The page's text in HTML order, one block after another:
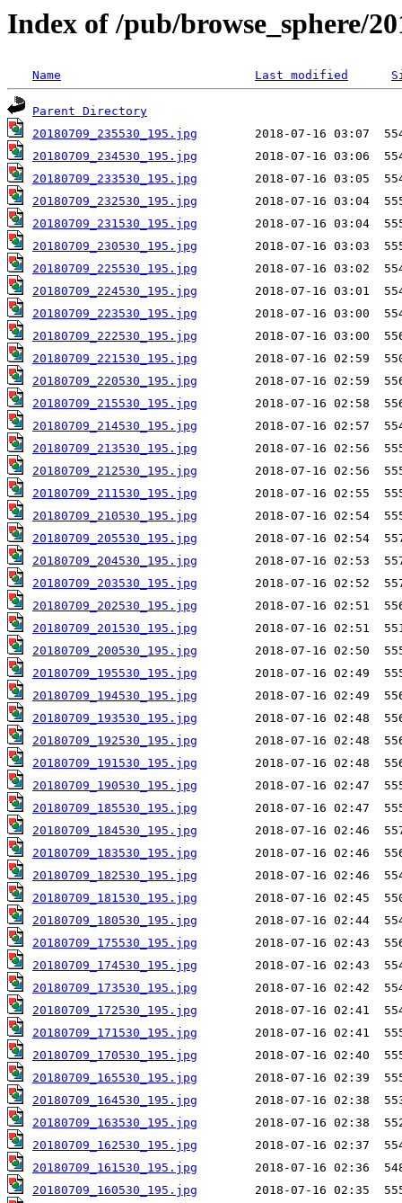
Index of /pub/browse_sphere/
Name Last modified
Parent Directory
20180709_235530_195.jpg
20180709_234530_195.jpg
20180709_233530_195.jpg
20180709_232530_195.jpg
20180709_231530_195.jpg
20180709_230530_195.jpg
20180709_225530_195.jpg
20180709_224530_195.jpg
20180709_223530_195.jpg
20180709_222530_195.jpg
20180709_221530_195.jpg
20180709_220530_195.jpg
20180709_215530_195.jpg
20180709_214530_195.jpg
20180709_213530_195.jpg
20180709_212530_195.jpg
20180709_211530_195.jpg
20180709_210530_195.jpg
20180709_205530_195.jpg
20180709_204530_195.jpg
20180709_203530_195.jpg
20180709_202530_195.jpg
20180709_201530_195.jpg
20180709_200530_195.jpg
20180709_195530_195.jpg
20180709_194530_195.jpg
20180709_193530_195.jpg
20180709_192530_195.jpg
20180709_191530_195.jpg
20180709_190530_195.jpg
20180709_185530_195.jpg
20180709_184530_195.jpg
20180709_183530_195.jpg
20180709_182530_195.jpg
20180709_181530_195.jpg
20180709_180530_195.jpg
20180709_175530_195.jpg
20180709_174530_195.jpg
20180709_173530_195.jpg
20180709_172530_195.jpg
20180709_171530_195.jpg
20180709_170530_195.jpg
20180709_165530_195.jpg
20180709_164530_195.jpg
20180709_163530_195.jpg
20180709_162530_195.jpg
20180709_161530_195.jpg
20180709_160530_195.jpg